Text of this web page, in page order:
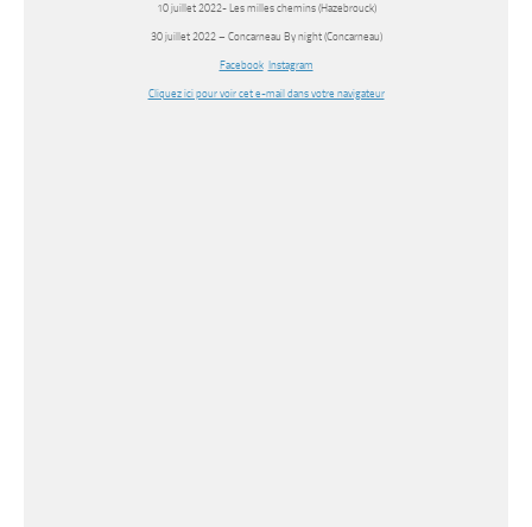
10 juillet 2022- Les milles chemins (Hazebrouck)
30 juillet 2022 – Concarneau By night (Concarneau)
Facebook Instagram
Cliquez ici pour voir cet e-mail dans votre navigateur